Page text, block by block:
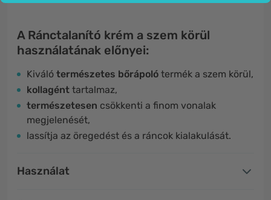
A Ránctalanító krém a szem körül
használatának előnyei:
Kiváló természetes bőrápoló termék a szem körül,
kollagént tartalmaz,
természetesen csökkenti a finom vonalak
megjelenését,
lassítja az öregedést és a ráncok kialakulását.
Használat